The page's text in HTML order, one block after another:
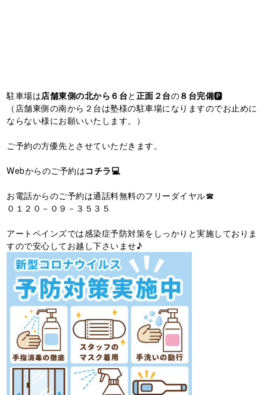
駐車場は店舗東側の北から６台と 正面２台の８台完備🅿️
（店舗東側の南から２台は塾様の駐車場になりますのでお止めに
ならない様にお願いいたします。）
ご予約の方優先とさせていただきます。
Webからのご予約はコチラ💻
お電話からのご予約は通話料無料のフリーダイヤル☎
０１２０－０９－３５３５
アートペインズでは感染症予防対策をしっかりと実施しておりま
すので安心してお越し下さいませ♪